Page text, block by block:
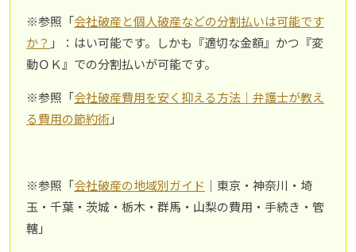
※参照「会社破産と個人破産などの分割払いは可能です
か？ 」：はい可能です。しかも『適切な金額』かつ『変
動ＯＫ』での分割払いが可能です。
※参照「会社破産費用を安く抑える方法｜弁護士が教え
る費用の節約術」
※参照「会社破産の地域別ガイド ｜東京・神奈川・埼
玉・千葉・茨城・栃木・群馬・山梨の費用・手続き・管
轄」